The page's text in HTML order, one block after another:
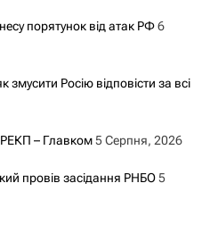
порятунок від атак РФ6
змусити Росію відповісти за всі
– Главком5 Серпня, 2026
провів засідання РНБО5